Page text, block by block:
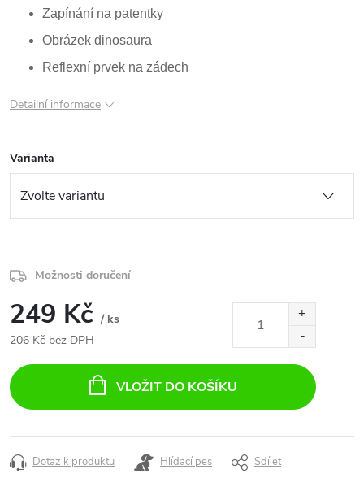
Zapínání na patentky
Obrázek dinosaura
Reflexní prvek na zádech
Detailní informace
Varianta
Možnosti doručení
249 Kč / ks
206 Kč bez DPH
cena:
VLOŽIT DO KOŠÍKU
Dotaz k produktu Hlídací pes Sdílet